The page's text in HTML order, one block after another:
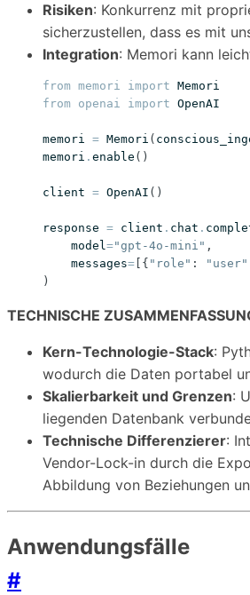
Risiken: Konkurrenz mit
sicherzustellen, dass es mit
Integration: Memori kann
from memori import Memori
from openai import OpenAI
memori = Memori (
memori . enable ()
client = OpenAI ()
response = client . chat .
model="gpt-4o-mini" ,
messages= [{ "role" : "user"
)
TECHNISCHE
Kern-Technologie-Stack:
wodurch die Daten portabel
Skalierbarkeit und Grenzen:
liegenden Datenbank
Technische Differenzierer:
Vendor-Lock-in durch die
Abbildung von Beziehungen
Anwendungsfälle
#